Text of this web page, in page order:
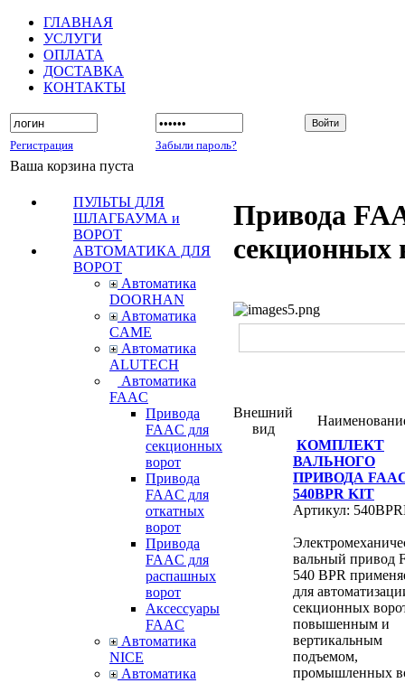
ГЛАВНАЯ
УСЛУГИ
ОПЛАТА
ДОСТАВКА
КОНТАКТЫ
Регистрация Забыли пароль?
Ваша корзина пуста
ПУЛЬТЫ ДЛЯ
ШЛАГБАУМА и
ВОРОТ
АВТОМАТИКА ДЛЯ
ВОРОТ
Автоматика
DOORHAN
Автоматика
CAME
Автоматика
ALUTECH
Автоматика
FAAC
Привода
FAAC для
секционных
ворот
Привода
FAAC для
откатных
ворот
Привода
FAAC для
распашных
ворот
Аксессуары
FAAC
Автоматика
NICE
Автоматика
Привода
секционных
Внешний
вид
КОМПЛЕКТ
ВАЛЬНОГО
ПРИВОДА
540BPR KIT
Артикул:
вальный привод
540 BPR
для
секционных
повышенным и
вертикальным
подъемом,
промышленных